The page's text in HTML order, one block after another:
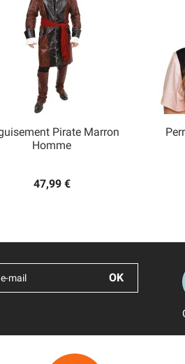
Pirate Marron
Homme
47,99 €
Aperçu rapide